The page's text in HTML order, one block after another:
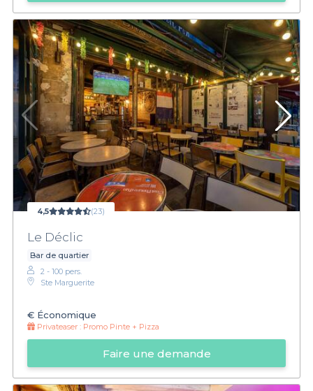
4,5 (23)
Le Déclic
Bar de quartier
2 - 100 pers.
Ste Marguerite
€ Économique
Privateaser : Promo Pinte + Pizza
Faire une demande